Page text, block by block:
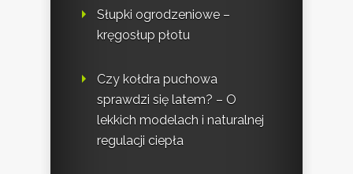
Słupki ogrodzeniowe –
kręgosłup płotu
Czy kołdra puchowa
sprawdzi się latem? – O
lekkich modelach i naturalnej
regulacji ciepła